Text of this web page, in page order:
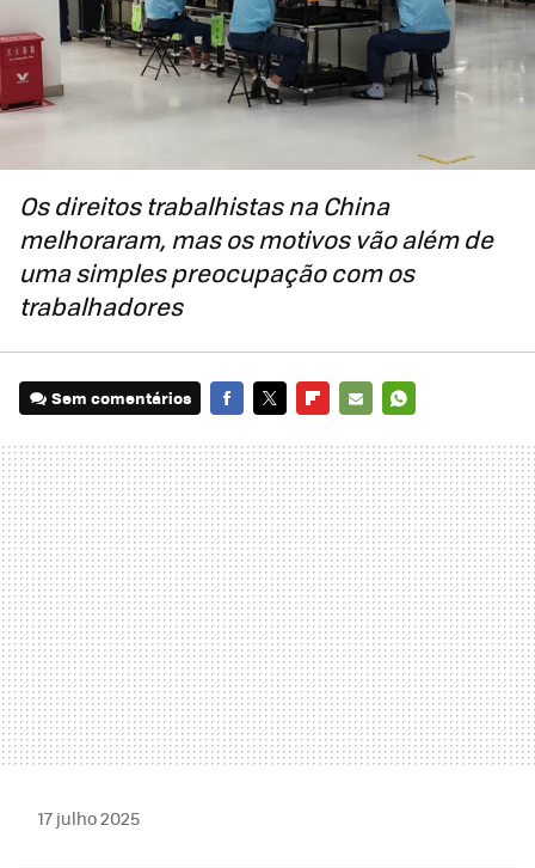
Os direitos trabalhistas na China
melhoraram, mas os motivos vão além de
uma simples preocupação com os
trabalhadores
Sem comentários
MAIL
17 julho 2025